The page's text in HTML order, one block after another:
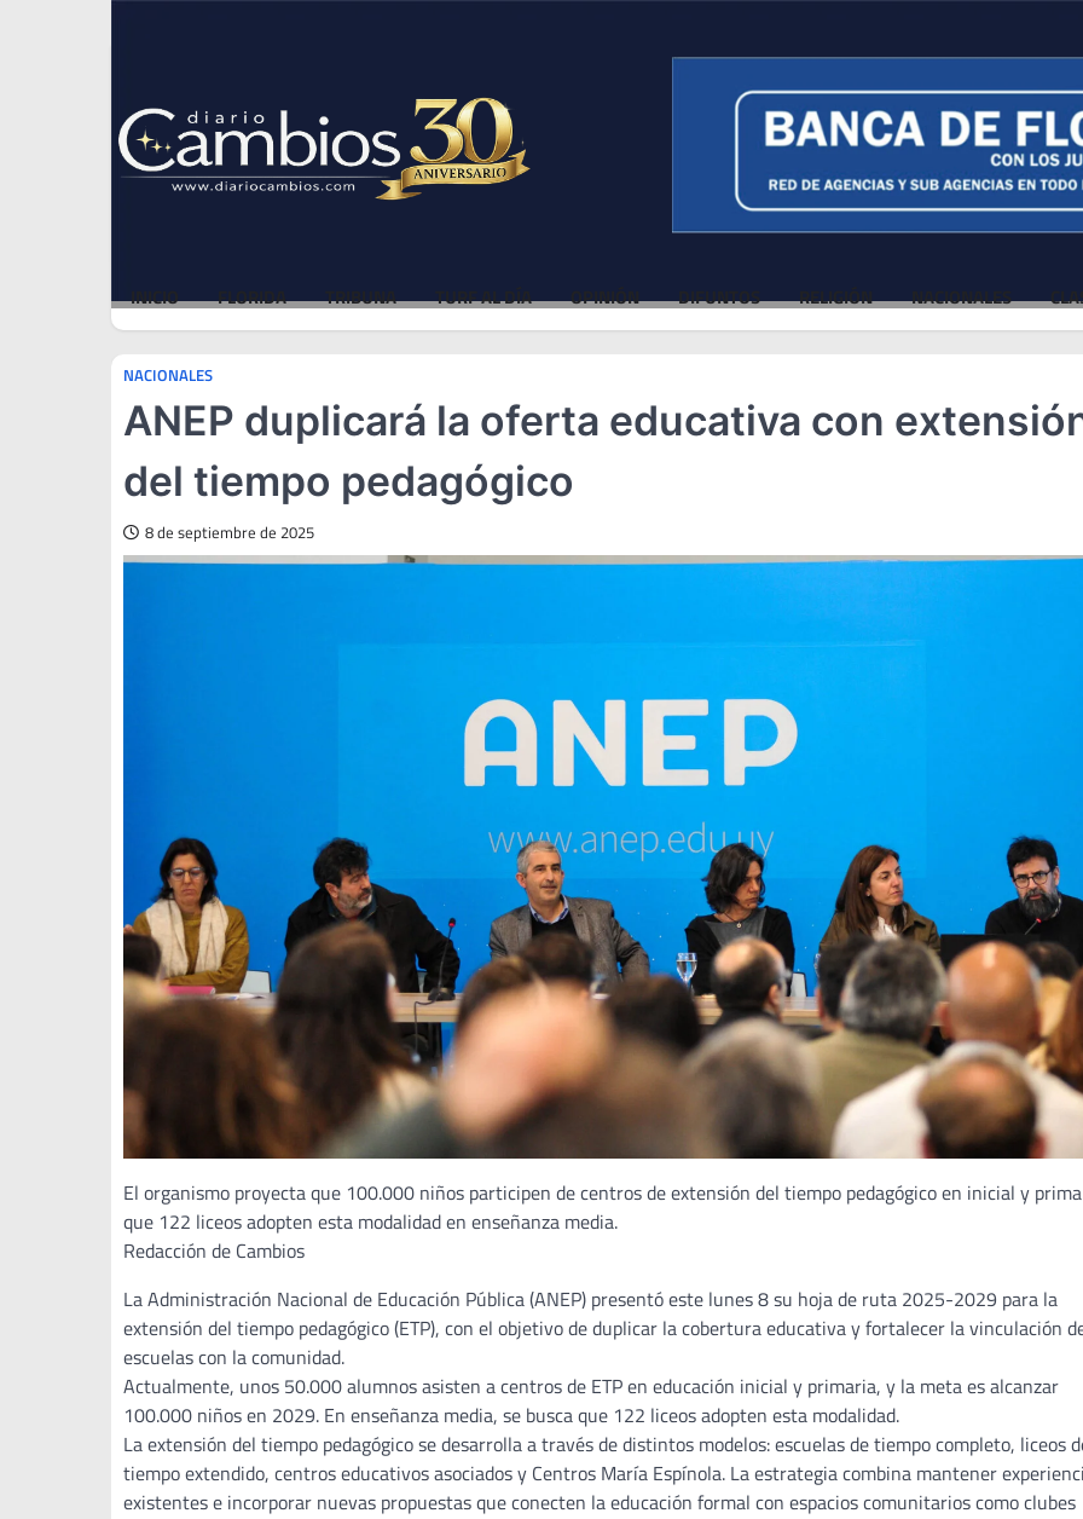
INICIO FLORIDA TRIBUNA TURF AL DÍA OPINIÓN DIFUNTOS RELIGIÓN NACIONALES
NACIONALES
ANEP duplicará la oferta educativa con
del tiempo pedagógico
8 de septiembre de 2025
El organismo proyecta que 100.000 niños participen de centros de extensión del tiempo pedagógico en inicial y
que 122 liceos adopten esta modalidad en enseñanza media.
Redacción de Cambios
La Administración Nacional de Educación Pública (ANEP) presentó este lunes 8 su hoja de ruta 2025-2029 para la
extensión del tiempo pedagógico (ETP), con el objetivo de duplicar la cobertura educativa y fortalecer la vinculación
escuelas con la comunidad.
Actualmente, unos 50.000 alumnos asisten a centros de ETP en educación inicial y primaria, y la meta es alcanzar
100.000 niños en 2029. En enseñanza media, se busca que 122 liceos adopten esta modalidad.
La extensión del tiempo pedagógico se desarrolla a través de distintos modelos: escuelas de tiempo completo, liceos
tiempo extendido, centros educativos asociados y Centros María Espínola. La estrategia combina mantener
existentes e incorporar nuevas propuestas que conecten la educación formal con espacios comunitarios como clubes